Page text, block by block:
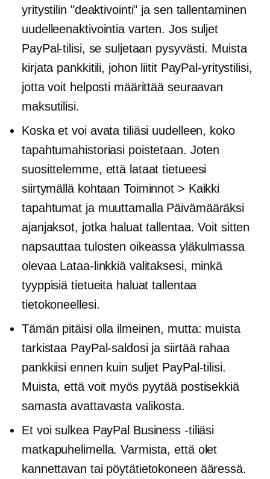
yritystilin "deaktivointi" ja sen tallentaminen
uudelleenaktivointia varten. Jos suljet
PayPal-tilisi, se suljetaan pysyvästi. Muista
kirjata pankkitili, johon liitit PayPal-yritystilisi,
jotta voit helposti määrittää seuraavan
maksutilisi.
Koska et voi avata tiliäsi uudelleen, koko
tapahtumahistoriasi poistetaan. Joten
suosittelemme, että lataat tietueesi
siirtymällä kohtaan Toiminnot > Kaikki
tapahtumat ja muuttamalla Päivämääräksi
ajanjaksot, jotka haluat tallentaa. Voit sitten
napsauttaa tulosten oikeassa yläkulmassa
olevaa Lataa-linkkiä valitaksesi, minkä
tyyppisiä tietueita haluat tallentaa
tietokoneellesi.
Tämän pitäisi olla ilmeinen, mutta: muista
tarkistaa PayPal-saldosi ja siirtää rahaa
pankkiisi ennen kuin suljet PayPal-tilisi.
Muista, että voit myös pyytää postisekkiä
samasta avattavasta valikosta.
Et voi sulkea PayPal Business -tiliäsi
matkapuhelimella. Varmista, että olet
kannettavan tai pöytätietokoneen ääressä.